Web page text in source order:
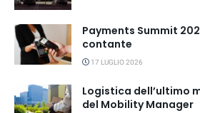
Payments Summit
contante
17 LUGLIO 2026
Logistica dell’ultimo
del Mobility Manager